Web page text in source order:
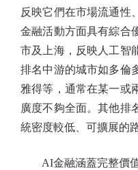
反映它們在市場流通性
金融活動方面具有綜合
市及上海，反映人工智
排名中游的城市如多倫
雅得等，通常在某一或
廣度不夠全面。其他排
統密度較低、可擴展的
AI金融涵蓋完整價